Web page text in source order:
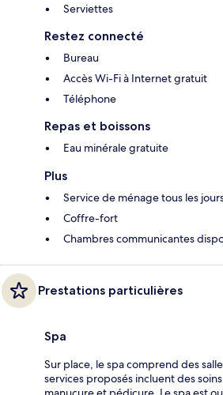
Serviettes
Restez connecté
Bureau
Accès Wi-Fi à Internet gratuit
Téléphone
Repas et boissons
Eau minérale gratuite
Plus
Service de ménage tous les
Coffre-fort
Chambres communicantes
Prestations particulières
Spa
Sur place, le spa comprend des
services proposés incluent des